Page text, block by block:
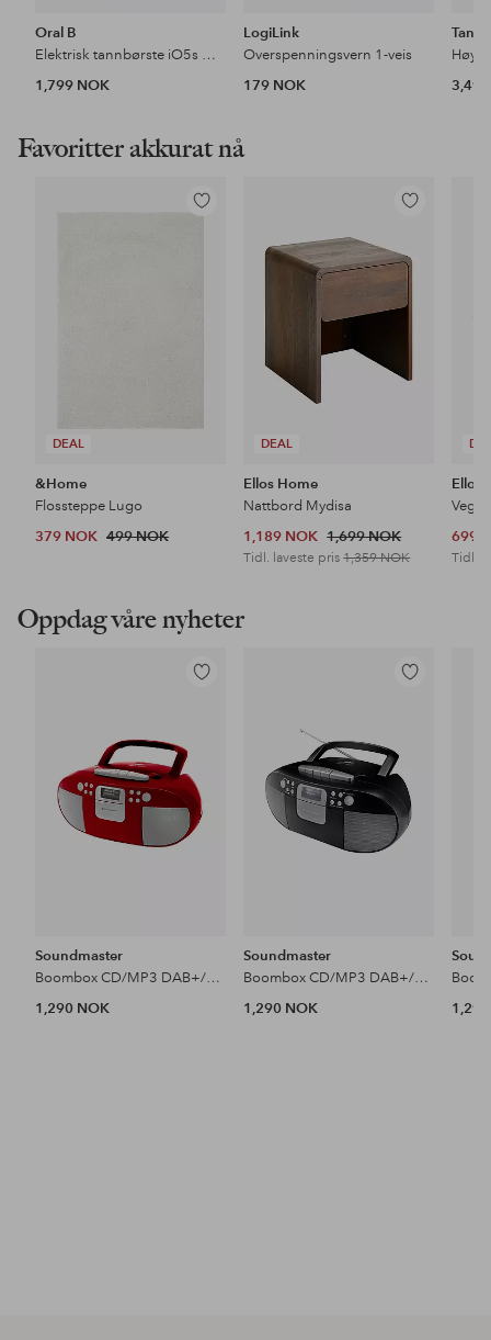
Oral B
Elektrisk tannbørste iO5s Quite White
1,799 NOK
LogiLink
Overspenningsvern 1-veis
179 NOK
Favoritter akkurat nå
DEAL
Legg
&Home
Flossteppe Lugo
379 NOK 499 NOK
DEAL
Legg
favoritter
Ellos Home
Nattbord Mydisa
1,189 NOK 1,699 NOK
Tidl. laveste pris1,359 NOK
Ellos
699
Tidl.
Oppdag våre nyheter
Legg
Soundmaster
Boombox CD/MP3 DAB+/FM-radio Kassett USB SCD7800RO
1,290 NOK
Legg
Soundmaster
Boombox CD/MP3 DAB+/FM-radio USB SCD7800SW
1,290 NOK